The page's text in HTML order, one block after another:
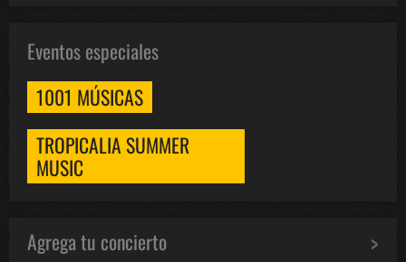
Eventos especiales
1001 MÚSICAS
TROPICALIA SUMMER
MUSIC
Agrega tu concierto